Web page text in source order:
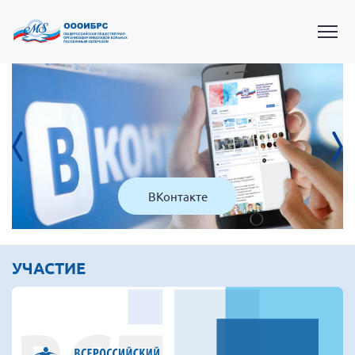
Президент Власов Я.В.
Первый вице-президент Кичигина Н. Ф.
ВКонтакте
УЧАСТИЕ